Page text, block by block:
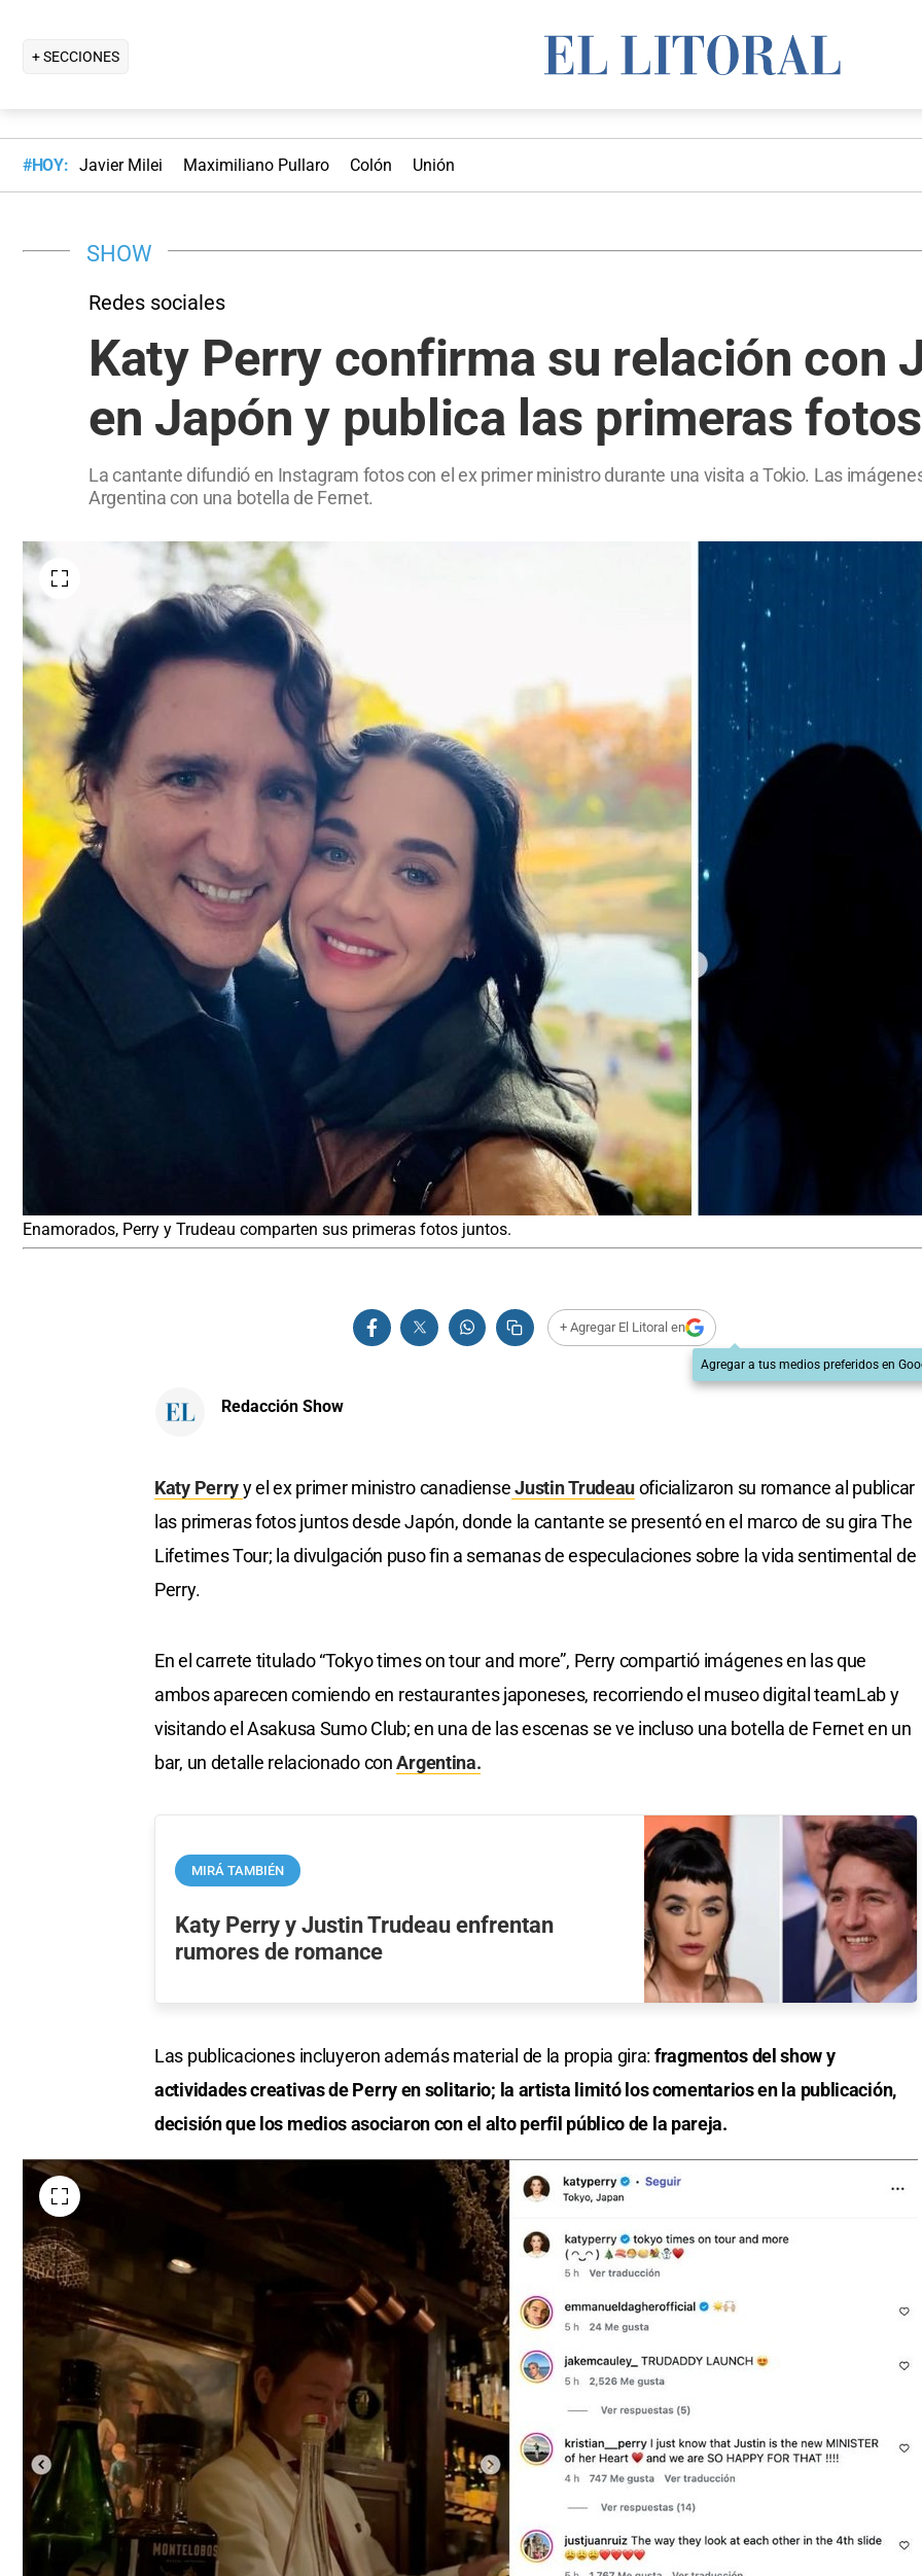
+ SECCIONES
#HOY: Javier Milei Maximiliano Pullaro Colón Unión
SHOW
Redes sociales
Katy Perry confirma su relación con
en Japón y publica las primeras
La cantante difundió en Instagram fotos con el ex primer ministro durante una visita a Tokio. Las
Argentina con una botella de Fernet.
Enamorados, Perry y Trudeau comparten sus primeras fotos juntos.
+ Agregar El Litoral en
Agregar a tus medios preferidos en
Redacción Show
Katy Perryy el ex primer ministro canadienseJustin Trudeauoficializaron su romance al publicar
las primeras fotos juntos desde Japón, donde la cantante se presentó en el marco de su gira The
Lifetimes Tour; la divulgación puso fin a semanas de especulaciones sobre la vida sentimental de
Perry.
En el carrete titulado “Tokyo times on tour and more”, Perry compartió imágenes en las que
ambos aparecen comiendo en restaurantes japoneses, recorriendo el museo digital teamLab y
visitando el Asakusa Sumo Club; en una de las escenas se ve incluso una botella de Fernet en un
bar, un detalle relacionado conArgentina.
MIRÁ TAMBIÉN
Katy Perry y Justin Trudeau enfrentan
rumores de romance
Las publicaciones incluyeron además material de la propia gira: fragmentos del show y
actividades creativas de Perry en solitario; la artista limitó los comentarios en la publicación,
decisión que los medios asociaron con el alto perfil público de la pareja.